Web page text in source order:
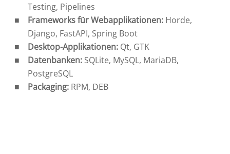
Testing, Pipelines
Frameworks für Webapplikationen: Horde,
Django, FastAPI, Spring Boot
Desktop-Applikationen: Qt, GTK
Datenbanken: SQLite, MySQL, MariaDB,
PostgreSQL
Packaging: RPM, DEB